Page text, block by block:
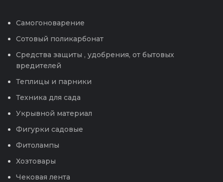
Самогоноварение
Сотовый поликарбонат
Средства защиты , удобрения, от бытовых
вредителей
Теплицы и парники
Техника для сада
Укрывной материал
Фигурки садовые
Фитолампы
Хозтовары
Чековая лента